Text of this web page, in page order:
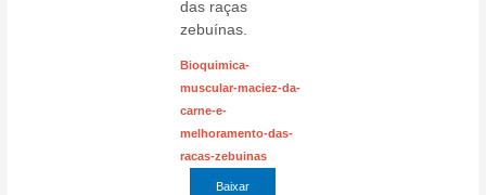
das raças
zebuínas.
Bioquimica-
muscular-maciez-da-
carne-e-
melhoramento-das-
racas-zebuinas
Baixar